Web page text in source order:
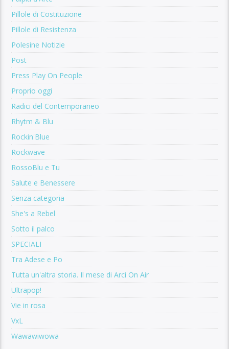
Pillole di Costituzione
Pillole di Resistenza
Polesine Notizie
Post
Press Play On People
Proprio oggi
Radici del Contemporaneo
Rhytm & Blu
Rockin'Blue
Rockwave
RossoBlu e Tu
Salute e Benessere
Senza categoria
She's a Rebel
Sotto il palco
SPECIALI
Tra Adese e Po
Tutta un'altra storia. Il mese di Arci On Air
Ultrapop!
Vie in rosa
VxL
Wawawiwowa